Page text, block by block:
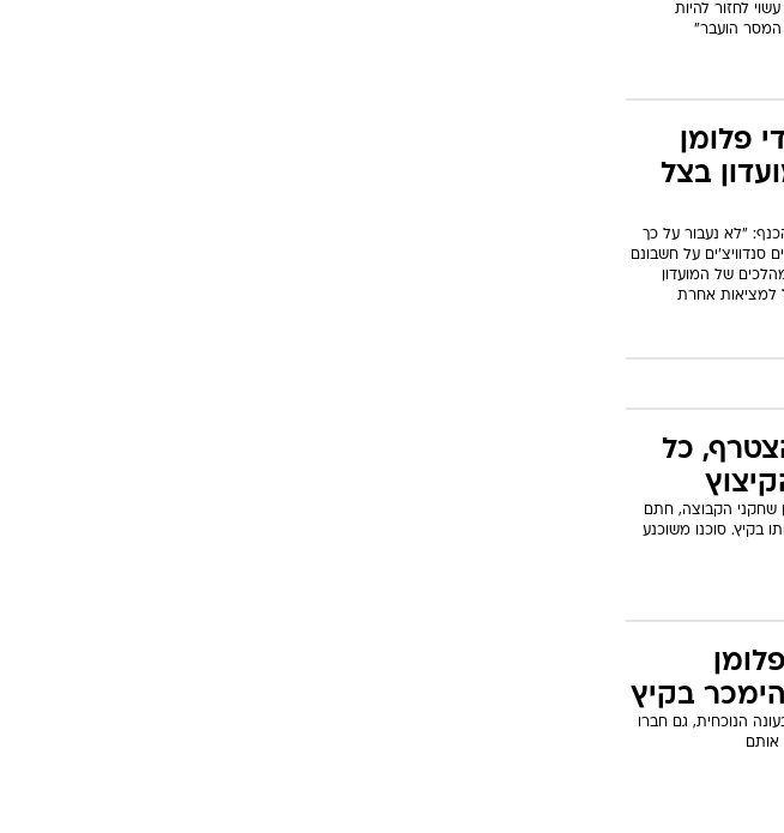
לחזור להיות
הועבר"
פלומן
בצל
"לא נעבור על כך
סנדוויצ'ים על חשבונם
של המועדון
למציאות אחרת
כל
שחקני הקבוצה, חתם
בקיץ. סוכנו משוכנע
בקיץ
אחוזים משכרו בעונה הנוכחית, גם חברו
אותם